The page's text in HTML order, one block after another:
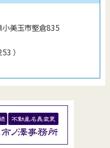
美玉市堅倉835
）